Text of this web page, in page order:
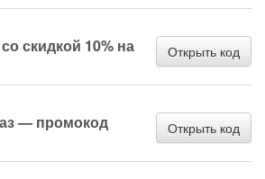
скидкой 10% на
Открыть код
— промокод
Открыть код